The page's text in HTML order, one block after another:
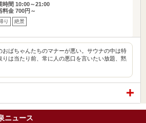
時間 10:00～21:00
料金 700円～
り 絶景
おばちゃんたちのマナーが悪い。サウナの中は特
りは当たり前、常に人の悪口を言いたい放題、黙
ニュース